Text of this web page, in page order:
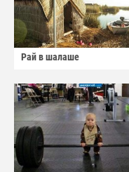
Рай в шалаше